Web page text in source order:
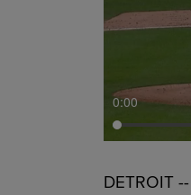
0:00
DETROIT